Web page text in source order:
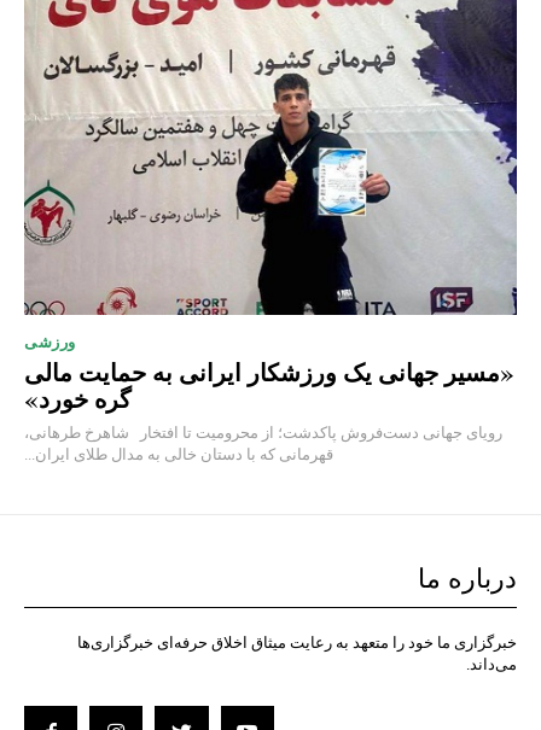
ورزشی
«مسیر جهانی یک ورزشکار ایرانی به حمایت مالی
گره خورد»
رویای جهانی دست‌فروش پاکدشت؛ از محرومیت تا افتخار شاهرخ طرهانی،
قهرمانی که با دستان خالی به مدال طلای ایران...
درباره ما
خبرگزاری ما خود را متعهد به رعایت میثاق اخلاق حرفه‌ای خبرگزاری‌ها
می‌داند.